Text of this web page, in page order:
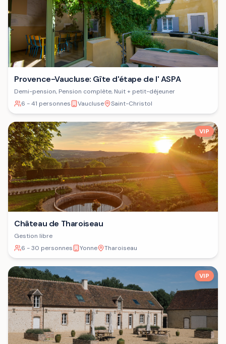
Provence-Vaucluse: Gîte d'étape de l' ASPA
Demi-pension, Pension complète, Nuit + petit-déjeuner
6 - 41 personnes
Vaucluse Saint-Christol
VIP
Château de Tharoiseau
Gestion libre
6 - 30 personnes
Yonne Tharoiseau
VIP